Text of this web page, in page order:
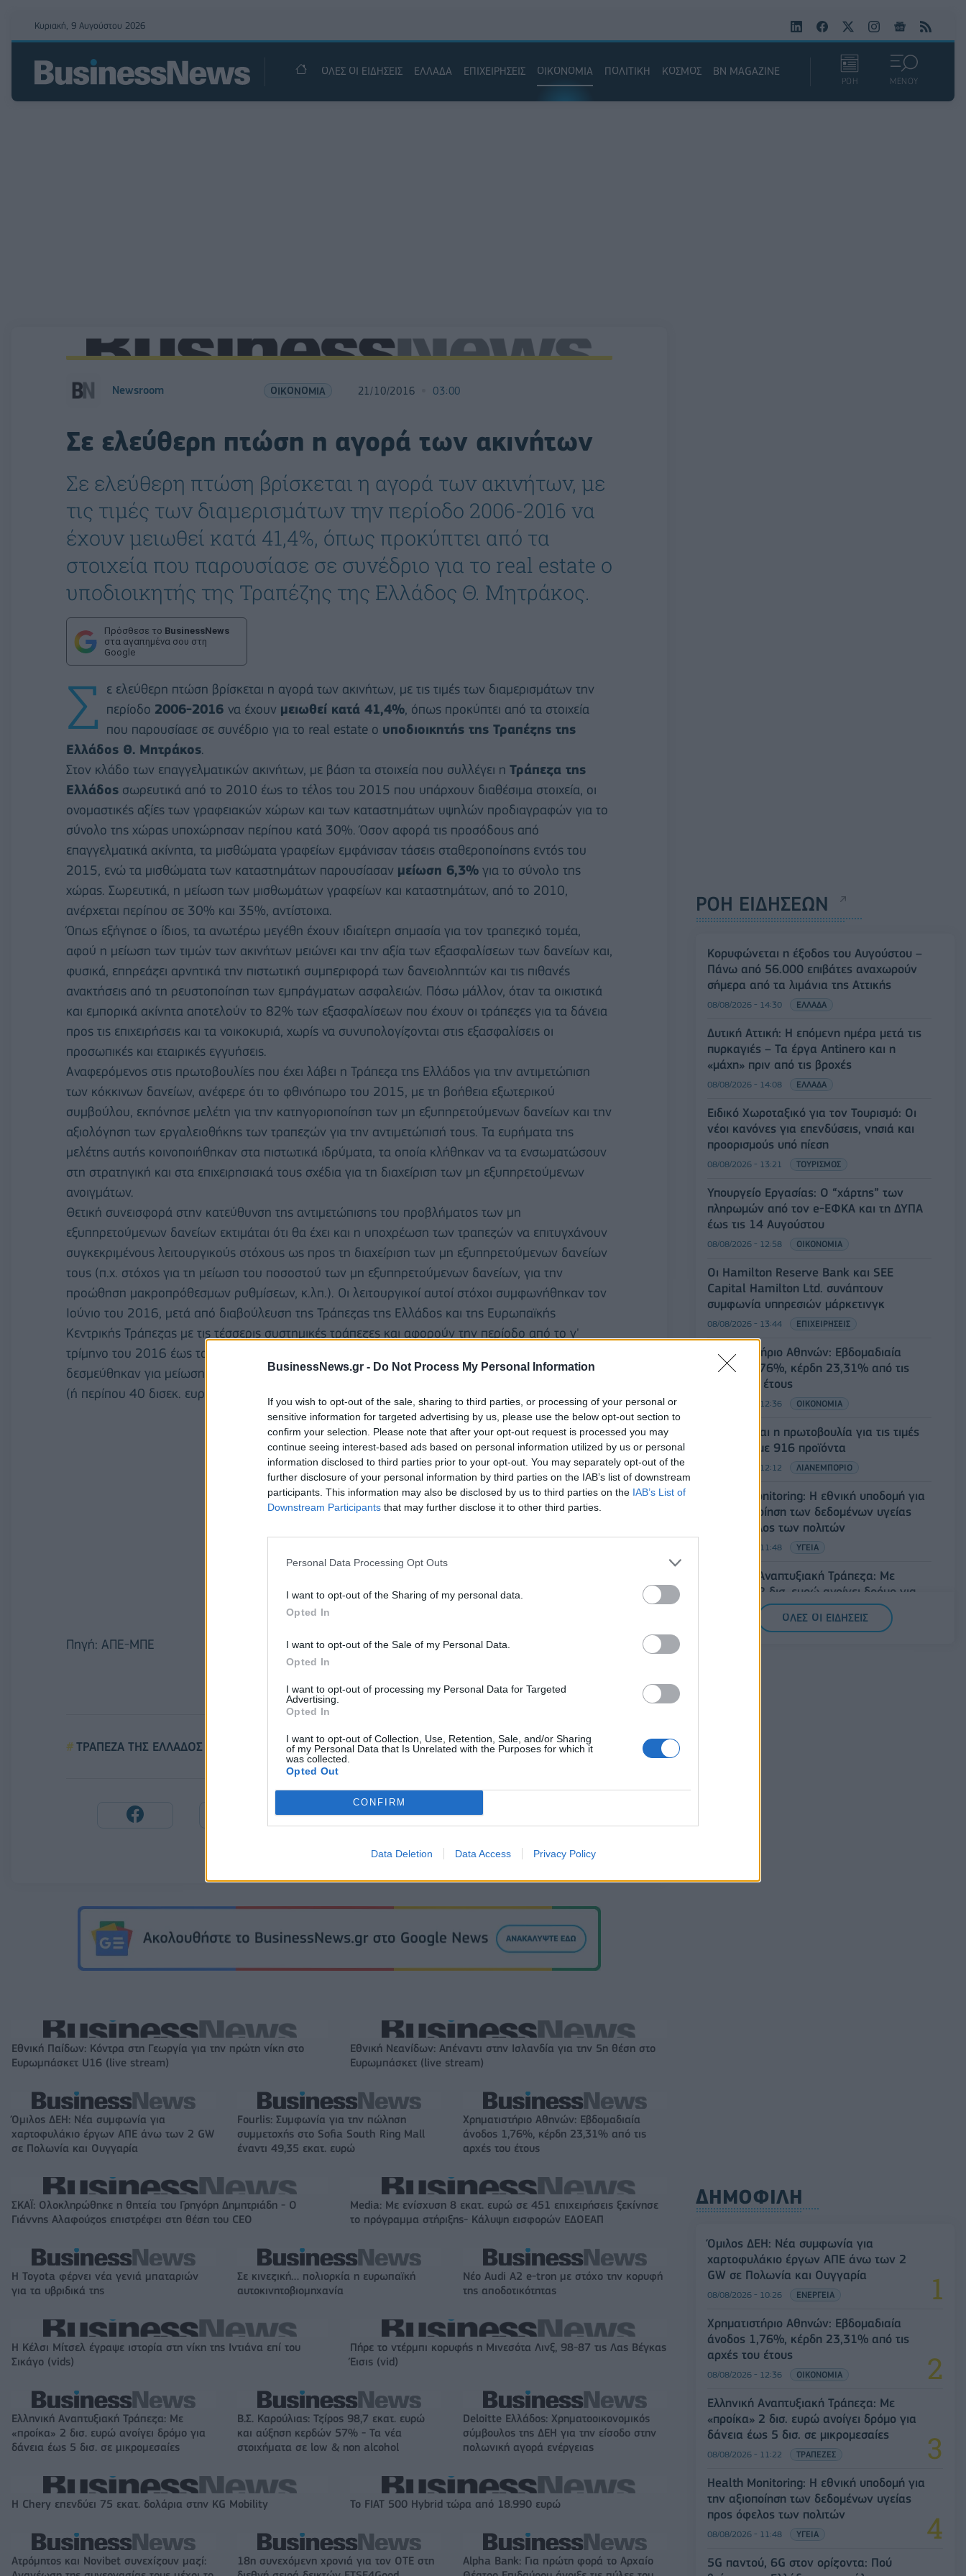
BusinessNews.gr - Do Not Process My Personal Information
If you wish to opt-out of the sale, sharing to third parties, or processing of your personal or
sensitive information for targeted advertising by us, please use the below opt-out section to
confirm your selection. Please note that after your opt-out request is processed you may
continue seeing interest-based ads based on personal information utilized by us or personal
information disclosed to third parties prior to your opt-out. You may separately opt-out of the
further disclosure of your personal information by third parties on the IAB’s list of downstream
participants. This information may also be disclosed by us to third parties on the IAB’s List of
Downstream Participants that may further disclose it to other third parties.
Personal Data Processing Opt Outs
I want to opt-out of the Sharing of my personal data.
Opted In
I want to opt-out of the Sale of my Personal Data.
Opted In
I want to opt-out of processing my Personal Data for Targeted
Advertising.
Opted In
I want to opt-out of Collection, Use, Retention, Sale, and/or Sharing
of my Personal Data that Is Unrelated with the Purposes for which it
was collected.
Opted Out
CONFIRM
Data Deletion Data Access Privacy Policy
Κυριακή, 9 Αυγούστου 2026
ΟΛΕΣ ΟΙ ΕΙΔΗΣΕΙΣ ΕΛΛΑΔΑ ΕΠΙΧΕΙΡΗΣΕΙΣ ΟΙΚΟΝΟΜΙΑ ΠΟΛΙΤΙΚΗ ΚΟΣΜΟΣ BN MAGAZINE
ΡΟΗ ΜΕΝΟΥ
Newsroom ΟΙΚΟΝΟΜΙΑ 21/10/2016 03:00
Σε ελεύθερη πτώση η αγορά των ακινήτων
Σε ελεύθερη πτώση βρίσκεται η αγορά των ακινήτων, με
τις τιμές των διαμερισμάτων την περίοδο 2006-2016 να
έχουν μειωθεί κατά 41,4%, όπως προκύπτει από τα
στοιχεία που παρουσίασε σε συνέδριο για το real estate ο
υποδιοικητής της Τραπέζης της Ελλάδος Θ. Μητράκος.
Πρόσθεσε το BusinessNews
στα αγαπημένα σου στη
Google
Σ
ε ελεύθερη πτώση βρίσκεται η αγορά των ακινήτων, με τις τιμές των διαμερισμάτων την
περίοδο 2006-2016 να έχουν μειωθεί κατά 41,4% , όπως προκύπτει από τα στοιχεία
που παρουσίασε σε συνέδριο για το real estate ο υποδιοικητής της Τραπέζης της
Ελλάδος Θ. Μητράκος.
Στον κλάδο των επαγγελματικών ακινήτων, με βάση τα στοιχεία που συλλέγει η Τράπεζα της
Ελλάδος σωρευτικά από το 2010 έως το τέλος του 2015 που υπάρχουν διαθέσιμα στοιχεία, οι
ονομαστικές αξίες των γραφειακών χώρων και των καταστημάτων υψηλών προδιαγραφών για το
σύνολο της χώρας υποχώρησαν περίπου κατά 30%. Όσον αφορά τις προσόδους από
επαγγελματικά ακίνητα, τα μισθώματα γραφείων εμφάνισαν τάσεις σταθεροποίησης εντός του
2015, ενώ τα μισθώματα των καταστημάτων παρουσίασαν μείωση 6,3% για το σύνολο της
χώρας. Σωρευτικά, η μείωση των μισθωμάτων γραφείων και καταστημάτων, από το 2010,
ανέρχεται περίπου σε 30% και 35%, αντίστοιχα.
Όπως εξήγησε ο ίδιος, τα ανωτέρω μεγέθη έχουν ιδιαίτερη σημασία για τον τραπεζικό τομέα,
αφού η μείωση των τιμών των ακινήτων μειώνει και την αξία των εξασφαλίσεων των δανείων και,
φυσικά, επηρεάζει αρνητικά την πιστωτική συμπεριφορά των δανειοληπτών και τις πιθανές
ανακτήσεις από τη ρευστοποίηση των εμπράγματων ασφαλειών. Πόσω μάλλον, όταν τα οικιστικά
και εμπορικά ακίνητα αποτελούν το 82% των εξασφαλίσεων που έχουν οι τράπεζες για τα δάνεια
προς τις επιχειρήσεις και τα νοικοκυριά, χωρίς να συνυπολογίζονται στις εξασφαλίσεις οι
προσωπικές και εταιρικές εγγυήσεις.
Αναφερόμενος στις πρωτοβουλίες που έχει λάβει η Τράπεζα της Ελλάδος για την αντιμετώπιση
των κόκκινων δανείων, ανέφερε ότι το φθινόπωρο του 2015, με τη βοήθεια εξωτερικού
συμβούλου, εκπόνησε μελέτη για την κατηγοριοποίηση των μη εξυπηρετούμενων δανείων και την
αξιολόγηση των εργαλειοθήκης των τραπεζών για την αντιμετώπισή τους. Τα ευρήματα της
μελέτης αυτής κοινοποιήθηκαν στα πιστωτικά ιδρύματα, τα οποία κλήθηκαν να τα ενσωματώσουν
στη στρατηγική και στα επιχειρησιακά τους σχέδια για τη διαχείριση των μη εξυπηρετούμενων
ανοιγμάτων.
Θετική συνεισφορά στην κατεύθυνση της αντιμετώπισης του προβλήματος των μη
εξυπηρετούμενων δανείων εκτιμάται ότι θα έχει και η υποχρέωση των τραπεζών να επιτυγχάνουν
συγκεκριμένους λειτουργικούς στόχους ως προς τη διαχείριση των μη εξυπηρετούμενων δανείων
τους (π.χ. στόχος για τη μείωση του ποσοστού των μη εξυπηρετούμενων δανείων, για την
προώθηση μακροπρόθεσμων ρυθμίσεων, κ.λπ.). Οι λειτουργικοί αυτοί στόχοι συμφωνήθηκαν τον
Ιούνιο του 2016, μετά από διαβούλευση της Τράπεζας της Ελλάδος και της Ευρωπαϊκής
Κεντρικής Τράπεζας με τις τέσσερις συστημικές τράπεζες και αφορούν την περίοδο από το γ'
τρίμηνο του 2016 έως το 2019. Ενδεικτικά, επισημαίνεται ότι οι συστημικές τράπεζες
δεσμεύθηκαν για μείωση του ποσοστού των μη εξυπηρετούμενων ανοιγμάτων κατά περίπου 40%
(ή περίπου 40 δισεκ. ευρώ), μέχρι το τέλος του 2019.
Πηγή: ΑΠΕ-ΜΠΕ
ΤΡΑΠΕΖΑ ΤΗΣ ΕΛΛΑΔΟΣ ΤΙΜΕΣ ΑΚΙΝΗΤΩΝ
Εθνική Παίδων: Κόντρα στη Γεωργία για την πρώτη νίκη στο
Ευρωμπάσκετ U16 (live stream)
Εθνική Νεανίδων: Απέναντι στην Ισλανδία για την 5η θέση στο
Ευρωμπάσκετ (live stream)
Όμιλος ΔΕΗ: Νέα συμφωνία για
χαρτοφυλάκιο έργων ΑΠΕ άνω των 2 GW
σε Πολωνία και Ουγγαρία
Fourlis: Συμφωνία για την πώληση
συμμετοχής στο Sofia South Ring Mall
έναντι 49,35 εκατ. ευρώ
Χρηματιστήριο Αθηνών: Εβδομαδιαία
άνοδος 1,76%, κέρδη 23,31% από τις
αρχές του έτους
ΣΚΑΪ: Ολοκληρώθηκε η θητεία του Γρηγόρη Δημητριάδη - Ο
Γιάννης Αλαφούζος επιστρέφει στη θέση του CEO
Media: Με ενίσχυση 8 εκατ. ευρώ σε 451 επιχειρήσεις ξεκίνησε
το πρόγραμμα στήριξης- Κάλυψη εισφορών ΕΔΟΕΑΠ
Η Toyota φέρνει νέα γενιά μπαταριών
για τα υβριδικά της
Σε κινεζική… πολιορκία η ευρωπαϊκή
αυτοκινητοβιομηχανία
Νέο Audi A2 e-tron με στόχο την κορυφή
της αποδοτικότητας
Η Κέλσι Μίτσελ έγραψε ιστορία στη νίκη της Ιντιάνα επί του
Σικάγο (vids)
Πήρε το ντέρμπι κορυφής η Μινεσότα Λινξ, 98-87 τις Λας Βέγκας
Έισις (vid)
Ελληνική Αναπτυξιακή Τράπεζα: Με
«προίκα» 2 δισ. ευρώ ανοίγει δρόμο για
δάνεια έως 5 δισ. σε μικρομεσαίες
Β.Σ. Καρούλιας: Τζίρος 98,7 εκατ. ευρώ
και αύξηση κερδών 57% - Τα νέα
στοιχήματα σε low & non alcohol
Deloitte Ελλάδος: Χρηματοοικονομικός
σύμβουλος της ΔΕΗ για την είσοδο στην
πολωνική αγορά ενέργειας
Η Chery επενδύει 75 εκατ. δολάρια στην KG Mobility Το FIAT 500 Hybrid τώρα από 18.990 ευρώ
Ατρόμητος και Novibet συνεχίζουν μαζί:
18η συνεχόμενη χρονιά για τον ΟΤΕ στη
Alpha Bank: Για πρώτη φορά το Αρχαίο
ΡΟΗ ΕΙΔΗΣΕΩΝ
Κορυφώνεται η έξοδος του Αυγούστου –
Πάνω από 56.000 επιβάτες αναχωρούν
σήμερα από τα λιμάνια της Αττικής
08/08/2026 - 14:30 ΕΛΛΑΔΑ
Δυτική Αττική: Η επόμενη ημέρα μετά τις
πυρκαγιές – Τα έργα Antinero και η
«μάχη» πριν από τις βροχές
08/08/2026 - 14:08 ΕΛΛΑΔΑ
Ειδικό Χωροταξικό για τον Τουρισμό: Οι
νέοι κανόνες για επενδύσεις, νησιά και
προορισμούς υπό πίεση
08/08/2026 - 13:21 ΤΟΥΡΙΣΜΟΣ
Υπουργείο Εργασίας: Ο “χάρτης” των
πληρωμών από τον e-ΕΦΚΑ και τη ΔΥΠΑ
έως τις 14 Αυγούστου
08/08/2026 - 12:58 ΟΙΚΟΝΟΜΙΑ
Οι Hamilton Reserve Bank και SEE
Capital Hamilton Ltd. συνάπτουν
συμφωνία υπηρεσιών μάρκετινγκ
08/08/2026 - 13:44 ΕΠΙΧΕΙΡΗΣΕΙΣ
Χρηματιστήριο Αθηνών: Εβδομαδιαία
άνοδος 1,76%, κέρδη 23,31% από τις
αρχές του έτους
08/08/2026 - 12:36 ΟΙΚΟΝΟΜΙΑ
Διευρύνεται η πρωτοβουλία για τις τιμές
στο ράφι με 916 προϊόντα
08/08/2026 - 12:12 ΛΙΑΝΕΜΠΟΡΙΟ
Health Monitoring: Η εθνική υποδομή για
την αξιοποίηση των δεδομένων υγείας
προς όφελος των πολιτών
08/08/2026 - 11:48 ΥΓΕΙΑ
Ελληνική Αναπτυξιακή Τράπεζα: Με
«προίκα» 2 δισ. ευρώ ανοίγει δρόμο για
δάνεια έως 5 δισ. σε μικρομεσαίες
08/08/2026 - 11:22
ΟΛΕΣ ΟΙ ΕΙΔΗΣΕΙΣ
ΔΗΜΟΦΙΛΗ
Όμιλος ΔΕΗ: Νέα συμφωνία για
χαρτοφυλάκιο έργων ΑΠΕ άνω των 2
GW σε Πολωνία και Ουγγαρία
08/08/2026 - 10:26 ΕΝΕΡΓΕΙΑ
Χρηματιστήριο Αθηνών: Εβδομαδιαία
άνοδος 1,76%, κέρδη 23,31% από τις
αρχές του έτους
08/08/2026 - 12:36 ΟΙΚΟΝΟΜΙΑ
Ελληνική Αναπτυξιακή Τράπεζα: Με
«προίκα» 2 δισ. ευρώ ανοίγει δρόμο για
δάνεια έως 5 δισ. σε μικρομεσαίες
08/08/2026 - 11:22 ΤΡΑΠΕΖΕΣ
Health Monitoring: Η εθνική υποδομή για
την αξιοποίηση των δεδομένων υγείας
προς όφελος των πολιτών
08/08/2026 - 11:48 ΥΓΕΙΑ
5G παντού, 6G στον ορίζοντα: Πού